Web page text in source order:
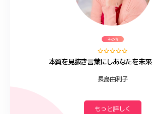
その他
本質を見抜き言葉にしあなたを未
長島由利子
もっと詳しく